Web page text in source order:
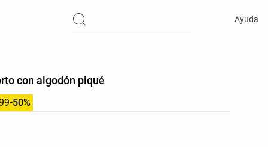
Ayuda
del producto
con algodón piqué
-50%